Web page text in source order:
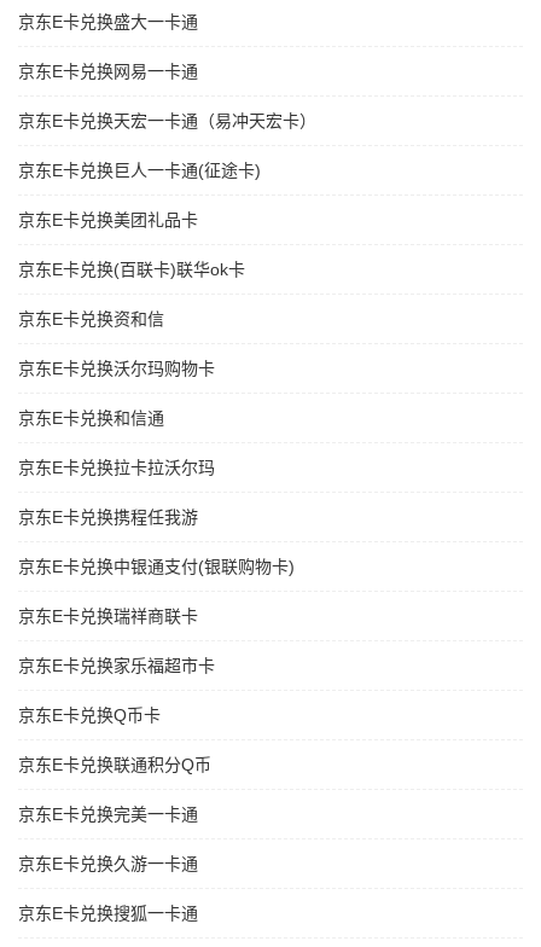
京东E卡兑换盛大一卡通
京东E卡兑换网易一卡通
京东E卡兑换天宏一卡通（易冲天宏卡）
京东E卡兑换巨人一卡通(征途卡)
京东E卡兑换美团礼品卡
京东E卡兑换(百联卡)联华ok卡
京东E卡兑换资和信
京东E卡兑换沃尔玛购物卡
京东E卡兑换和信通
京东E卡兑换拉卡拉沃尔玛
京东E卡兑换携程任我游
京东E卡兑换中银通支付(银联购物卡)
京东E卡兑换瑞祥商联卡
京东E卡兑换家乐福超市卡
京东E卡兑换Q币卡
京东E卡兑换联通积分Q币
京东E卡兑换完美一卡通
京东E卡兑换久游一卡通
京东E卡兑换搜狐一卡通